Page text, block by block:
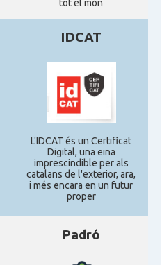
tot el món
IDCAT
L'IDCAT és un Certificat
Digital, una eina
imprescindible per als
catalans de l'exterior, ara,
i més encara en un futur
proper
Padró